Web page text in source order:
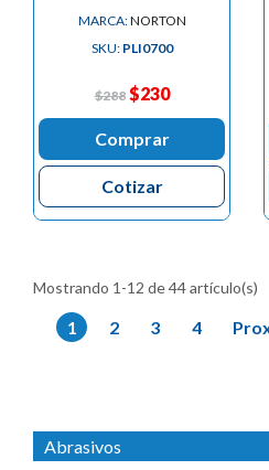
Abrasivos
MARCA:NORTON
SKU: PLI0700
$288 $230
Comprar
Cotizar
Mostrando 1-12 de 44 artículo(s)
1 2 3 4